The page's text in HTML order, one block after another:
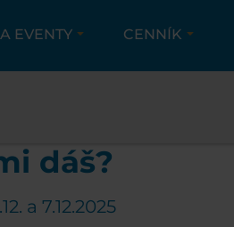
EVENTY CENNÍK
dáš?
a 7.12.2025